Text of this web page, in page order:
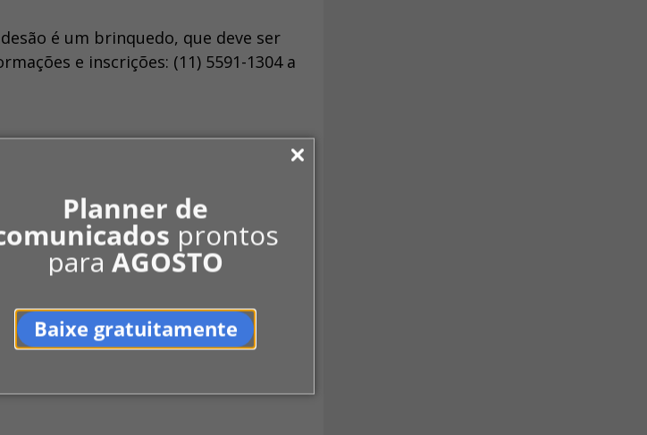
Planner de
prontos
paraAGOSTO
Baixe gratuitamente
é um brinquedo, que deve ser
e inscrições: (11) 5591-1304 a
contra assaltos a
há ...